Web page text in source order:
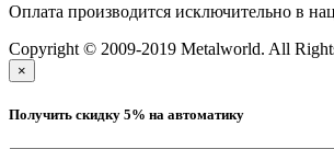
Оплата производится исключительно в
Copyright © 2009-2019 Metalworld. All
×
Получить скидку 5% на автоматику